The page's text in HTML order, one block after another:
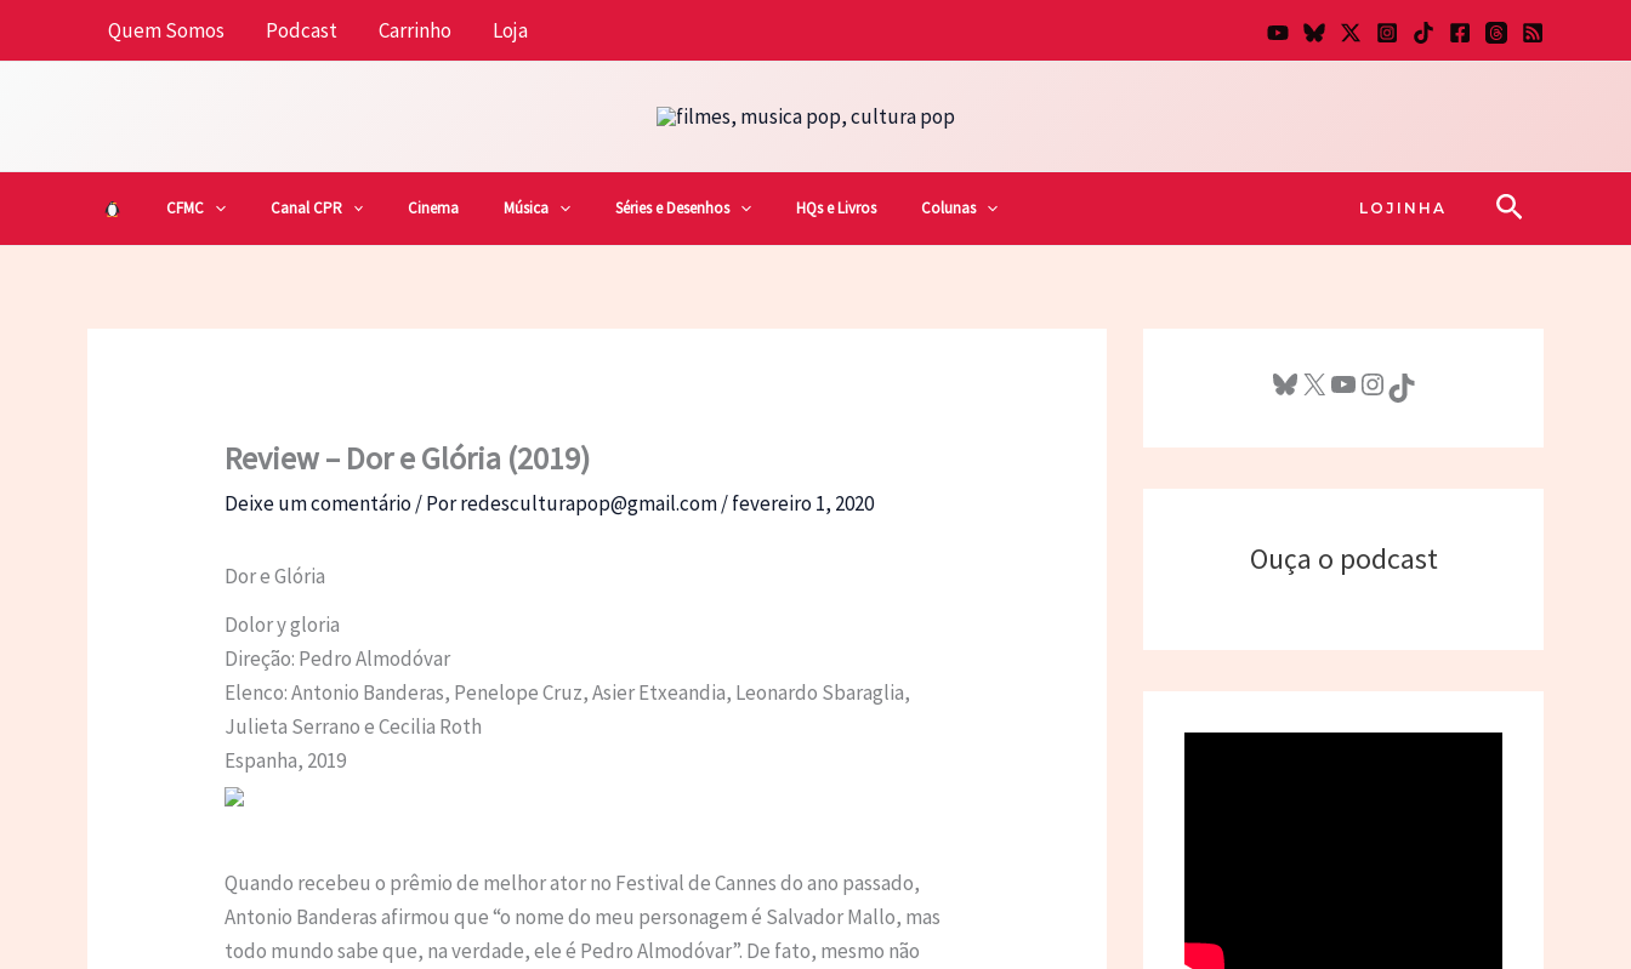
Quem Somos Podcast Carrinho Loja
CFMC Canal CPR Cinema Música Séries e Desenhos HQs e Livros Colunas LOJINHA Pesquisar
Review – Dor e Glória (2019)
Deixe um comentário/ Porredesculturapop@gmail.com/fevereiro 1, 2020
Dor e Glória
Dolor y gloria
Direção: Pedro Almodóvar
Elenco: Antonio Banderas, Penelope Cruz, Asier Etxeandia, Leonardo Sbaraglia,
Julieta Serrano e Cecilia Roth
Espanha, 2019
Quando recebeu o prêmio de melhor ator no Festival de Cannes do ano passado,
Antonio Banderas afirmou que “o nome do meu personagem é Salvador Mallo, mas
todo mundo sabe que, na verdade, ele é Pedro Almodóvar”. De fato, mesmo não
Bluesky X Youtube InstagramTikTok
Ouça o podcast